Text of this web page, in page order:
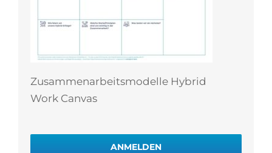
Zusammenarbeitsmodelle Hybrid
Work Canvas
ANMELDEN